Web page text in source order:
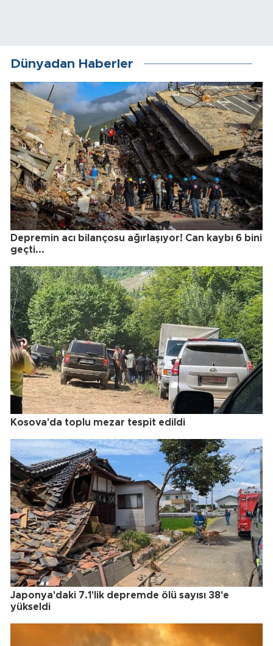
Dünyadan Haberler
Depremin acı bilançosu ağırlaşıyor! Can kaybı 6 bini
geçti...
Kosova'da toplu mezar tespit edildi
Japonya'daki 7.1'lik depremde ölü sayısı 38'e
yükseldi